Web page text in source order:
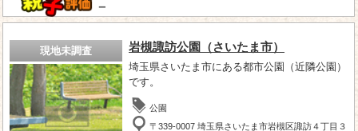
－
現地未調査 岩槻諏訪公園（さいたま市）
埼玉県さいたま市にある都市公園（近隣公園）
です。
公園
〒339-0007 埼玉県さいたま市岩槻区諏訪４丁目３